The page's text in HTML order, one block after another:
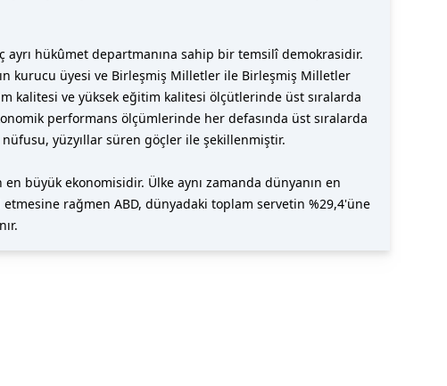
hükûmet departmanına sahip bir temsilî demokrasidir.
kurucu üyesi ve Birleşmiş Milletler ile Birleşmiş Milletler
kalitesi ve yüksek eğitim kalitesi ölçütlerinde üst sıralarda
performans ölçümlerinde her defasında üst sıralarda
yüzyıllar süren göçler ile şekillenmiştir.
büyük ekonomisidir. Ülke aynı zamanda dünyanın en
rağmen ABD, dünyadaki toplam servetin %29,4'üne